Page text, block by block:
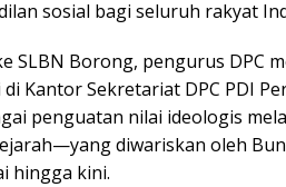
sosial bagi seluruh rakyat
SLBN Borong, pengurus DPC
Kantor Sekretariat DPC PDI
penguatan nilai ideologis
diwariskan oleh
hingga kini.